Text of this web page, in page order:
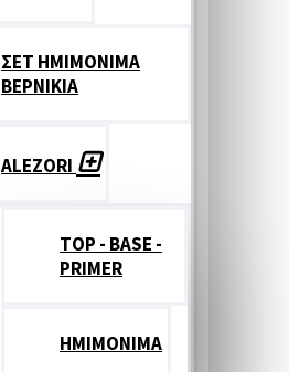
ΣΕΤ ΗΜΙΜΟΝΙΜΑ
ΒΕΡΝΙΚΙΑ
ALEZORI
TOP - BASE -
PRIMER
ΗΜΙΜΟΝΙΜΑ